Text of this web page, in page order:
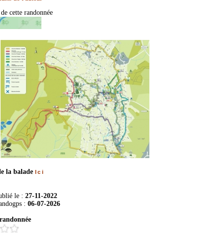
de cette randonnée
la baladeIci
le : 27-11-2022
: 06-07-2026